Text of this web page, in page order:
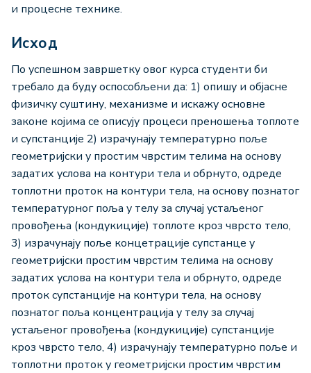
и процесне технике.
Исход
По успешном завршетку овог курса студенти би
требало да буду оспособљени да: 1) опишу и објасне
физичку суштину, механизме и искажу основне
законе којима се описују процеси преношења топлоте
и супстанције 2) израчунају температурно поље
геометријски у простим чврстим телима на основу
задатих услова на контури тела и обрнуто, одреде
топлотни проток на контури тела, на основу познатог
температурног поља у телу за случај устаљеног
провођења (кондукиције) топлоте кроз чврсто тело,
3) израчунају поље концетрације супстанце у
геометријски простим чврстим телима на основу
задатих услова на контури тела и обрнуто, одреде
проток супстанције на контури тела, на основу
познатог поља концентрација у телу за случај
устаљеног провођења (кондукиције) супстанције
кроз чврсто тело, 4) израчунају температурно поље и
топлотни проток у геометријски простим чврстим